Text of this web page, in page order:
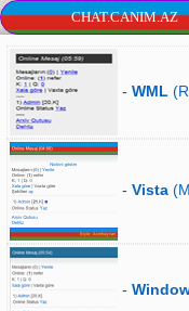
CHAT.CANIM.AZ
- WML
- Vista
-